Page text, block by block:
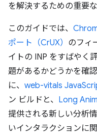
を解決するための重要
このガイドでは、
ポート（CrUX） のフィ
イトの INP をすばやく
題があるかどうかを確
に、 web-vitals
ン ビルドと、 Long
提供される新しい分析
いインタラクションに